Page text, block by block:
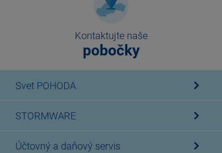
Kontaktujte naše
pobočky
Svet POHODA
STORMWARE
Účtovný a daňový servis